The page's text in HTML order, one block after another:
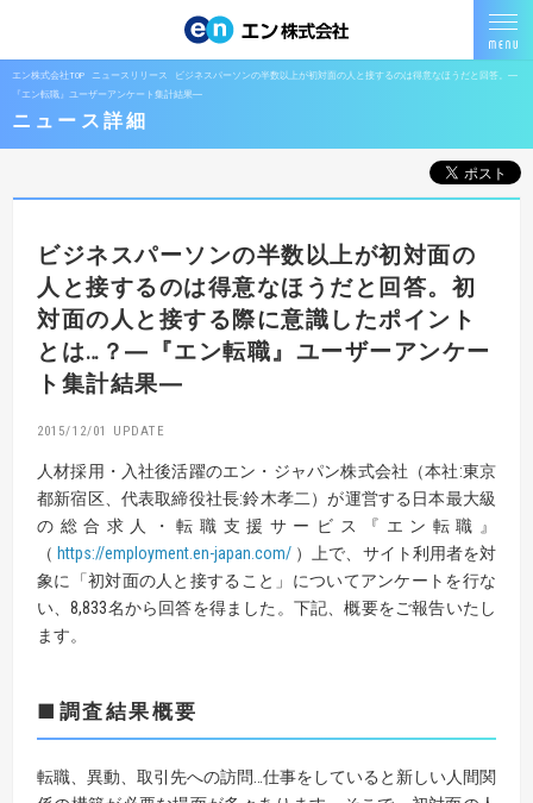
エン株式会社TOP ニュースリリース
ビジネスパーソンの半数以上が初対面の人と接するのは得意なほうだと回答。―
『エン転職』ユーザーアンケート集計結果―
ニュース詳細
ビジネスパーソンの半数以上が初対面の
人と接するのは得意なほうだと回答。 初
対面の人と接する際に意識したポイント
とは…？―『エン転職』ユーザーアンケー
ト集計結果―
2015/12/01
人材採用・入社後活躍のエン・ジャパン株式会社（本社:東京
都新宿区、代表取締役社長:鈴木孝二）が運営する日本最大級
の総合求人・転職支援サービス『エン転職』
（https://employment.en-japan.com/ ）上で、サイト利用者を対
象に「初対面の人と接すること」についてアンケートを行な
い、8,833名から回答を得ました。下記、概要をご報告いたし
ます。
■調査結果概要
転職、異動、取引先への訪問…仕事をしていると新しい人間関